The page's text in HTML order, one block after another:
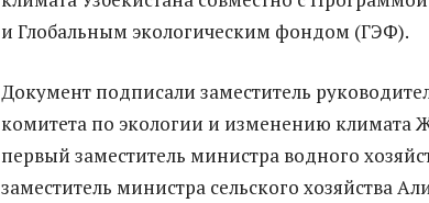
и Глобальным экологическим фондом (ГЭФ).
Документ подписали заместитель
комитета по экологии и изменению климата
первый заместитель министра водного
заместитель министра сельского хозяйства